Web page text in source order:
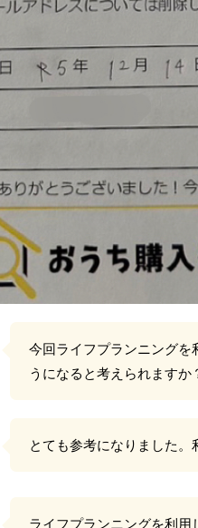
今回ライフプランニングを
うになると考えられますか
とても参考になりました。
ライフプランニングを利用